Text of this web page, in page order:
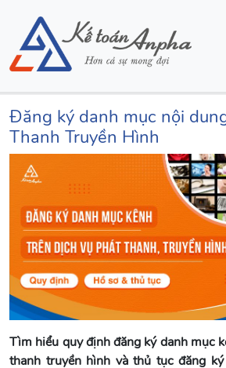
Đăng ký danh mục nội
Thanh Truyền Hình
Tìm hiểu quy định đăng ký danh mục
thanh truyền hình và thủ tục đăng